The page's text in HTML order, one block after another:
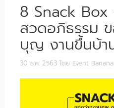
8 Snack
สวดอภิธรรม
บุญ งานขึ้นบ้า
30 ธ.ค. 2563 โดย Event